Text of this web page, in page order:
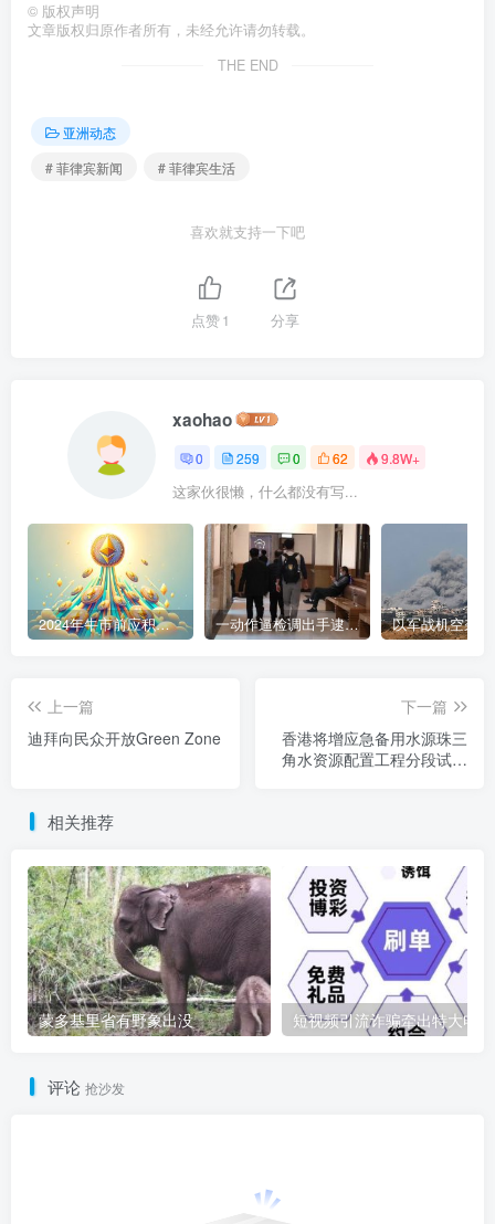
© 版权声明
文章版权归原作者所有，未经允许请勿转载。
THE END
亚洲动态
# 菲律宾新闻
# 菲律宾生活
喜欢就支持一下吧
点赞1 分享
xaohao
0 259 0 62 9.8W+
这家伙很懒，什么都没有写...
2024年牛市前应积累的9种加密货币 一动作逼检调出手逮人 陈盈助暴富史起底
上一篇
迪拜向民众开放Green Zone
下一篇
香港将增应急备用水源珠三
角水资源配置工程分段试通
相关推荐
蒙多基里省有野象出没
评论 抢沙发